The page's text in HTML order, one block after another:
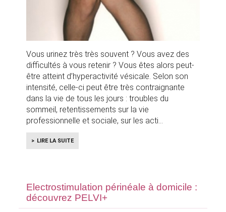
Vous urinez très très souvent ? Vous avez des
difficultés à vous retenir ? Vous êtes alors peut-
être atteint d’hyperactivité vésicale. Selon son
intensité, celle-ci peut être très contraignante
dans la vie de tous les jours : troubles du
sommeil, retentissements sur la vie
professionnelle et sociale, sur les acti
LIRE LA SUITE
Electrostimulation périnéale à domicile :
découvrez PELVI+